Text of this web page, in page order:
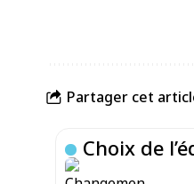
Partager cet
Choix de